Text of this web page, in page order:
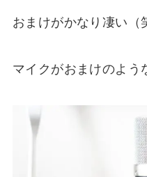
おまけがかなり凄い（
マイクがおまけのよう